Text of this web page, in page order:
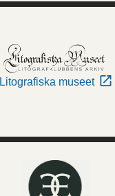
Litografiska museet